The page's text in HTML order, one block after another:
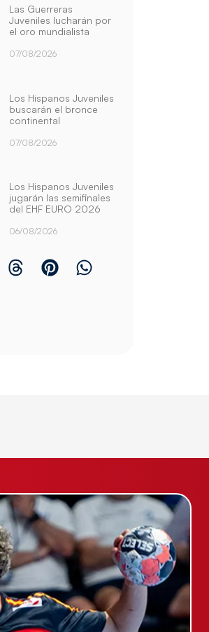
Las Guerreras
Juveniles lucharán por
el oro mundialista
07/08/2026
Los Hispanos Juveniles
buscarán el bronce
continental
07/08/2026
Los Hispanos Juveniles
jugarán las semifinales
del EHF EURO 2026
06/08/2026